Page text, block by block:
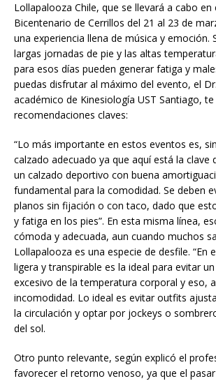
Lollapalooza Chile, que se llevará a cabo en
Bicentenario de Cerrillos del 21 al 23 de
una experiencia llena de música y emoción.
largas jornadas de pie y las altas
para esos días pueden generar fatiga y
puedas disfrutar al máximo del evento, el
académico de Kinesiología UST Santiago,
recomendaciones claves:
“Lo más importante en estos eventos es,
calzado adecuado ya que aquí está la clave
un calzado deportivo con buena
fundamental para la comodidad. Se deben
planos sin fijación o con taco, dado que
y fatiga en los pies”. En esta misma línea,
cómoda y adecuada, aun cuando muchos
Lollapalooza es una especie de desfile. “En
ligera y transpirable es la ideal para evitar
excesivo de la temperatura corporal y eso,
incomodidad. Lo ideal es evitar outfits
la circulación y optar por jockeys o
del sol.
Otro punto relevante, según explicó el
favorecer el retorno venoso, ya que el